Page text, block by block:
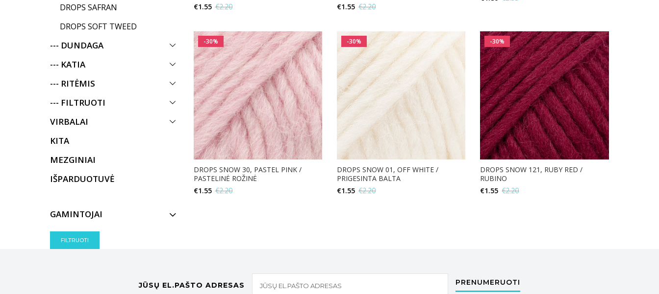
DROPS SAFRAN
DROPS SOFT TWEED
--- DUNDAGA
--- KATIA
--- RITĖMIS
--- FILTRUOTI
VIRBALAI
KITA
MEZGINIAI
IŠPARDUOTUVĖ
GAMINTOJAI
FILTRUOTI
€1.55 €2.20
€1.55 €2.20
-30%
DROPS SNOW 30, PASTEL PINK /
PASTELINĖ ROŽINĖ
€1.55 €2.20
-30%
DROPS SNOW 01, OFF WHITE /
PRIGESINTA BALTA
€1.55 €2.20
-30%
DROPS SNOW 121, RUBY RED /
RUBINO
€1.55 €2.20
JŪSŲ EL.PAŠTO ADRESAS PRENUMERUOTI